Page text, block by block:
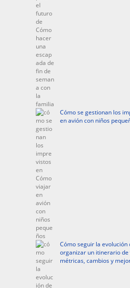
Cómo se gestionan los
en avión con niños
Cómo seguir la evolución
organizar un itinerario de
métricas, cambios y